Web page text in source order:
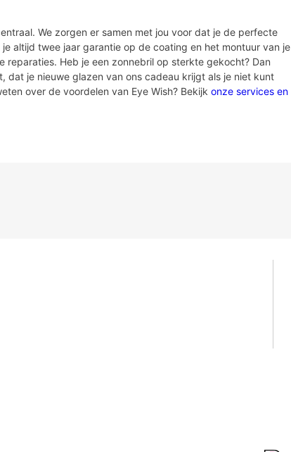
We zorgen er samen met jou voor dat je de perfecte
altijd twee jaar garantie op de coating en het montuur van je
Heb je een zonnebril op sterkte gekocht? Dan
dat je nieuwe glazen van ons cadeau krijgt als je niet kunt
over de voordelen van Eye Wish? Bekijk onze services en